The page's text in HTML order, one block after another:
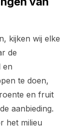
kijken wij elke
de
en
te doen,
en fruit
aanbieding.
het milieu